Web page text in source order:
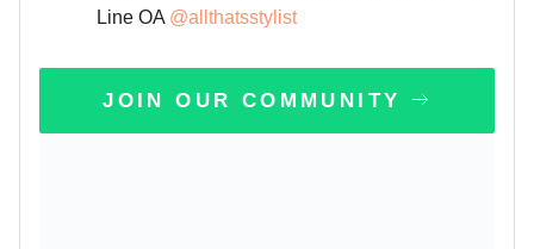
Line OA @allthatsstylist
JOIN OUR COMMUNITY